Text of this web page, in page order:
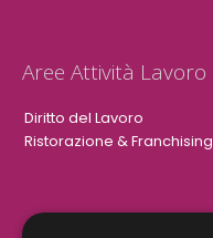
Aree Attività Lavoro
Diritto del Lavoro
Ristorazione & Franchising